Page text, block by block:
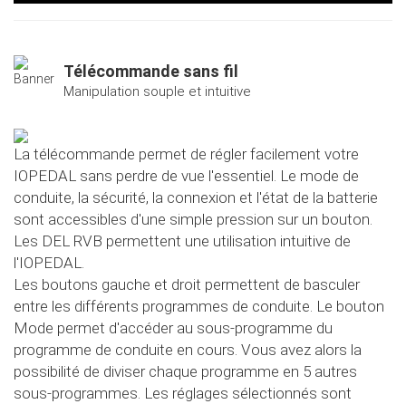
Télécommande sans fil
Manipulation souple et intuitive
La télécommande permet de régler facilement votre
IOPEDAL sans perdre de vue l'essentiel. Le mode de
conduite, la sécurité, la connexion et l'état de la batterie
sont accessibles d'une simple pression sur un bouton.
Les DEL RVB permettent une utilisation intuitive de
l'IOPEDAL.
Les boutons gauche et droit permettent de basculer
entre les différents programmes de conduite. Le bouton
Mode permet d'accéder au sous-programme du
programme de conduite en cours. Vous avez alors la
possibilité de diviser chaque programme en 5 autres
sous-programmes. Les réglages sélectionnés sont